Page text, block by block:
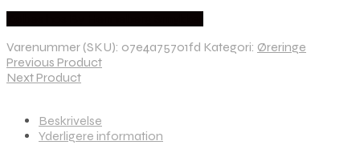
Varenummer (SKU): 07e4a75701fd Kategori: Øreringe
Previous Product
Next Product
Beskrivelse
Yderligere information